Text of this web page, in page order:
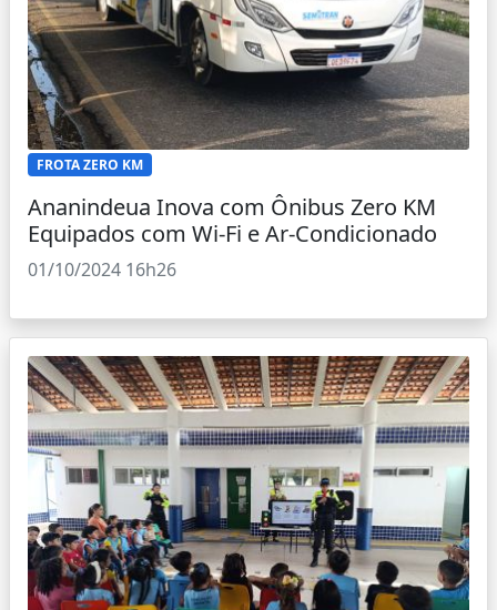
FROTA ZERO KM
Ananindeua Inova com Ônibus Zero KM
Equipados com Wi-Fi e Ar-Condicionado
01/10/2024 16h26